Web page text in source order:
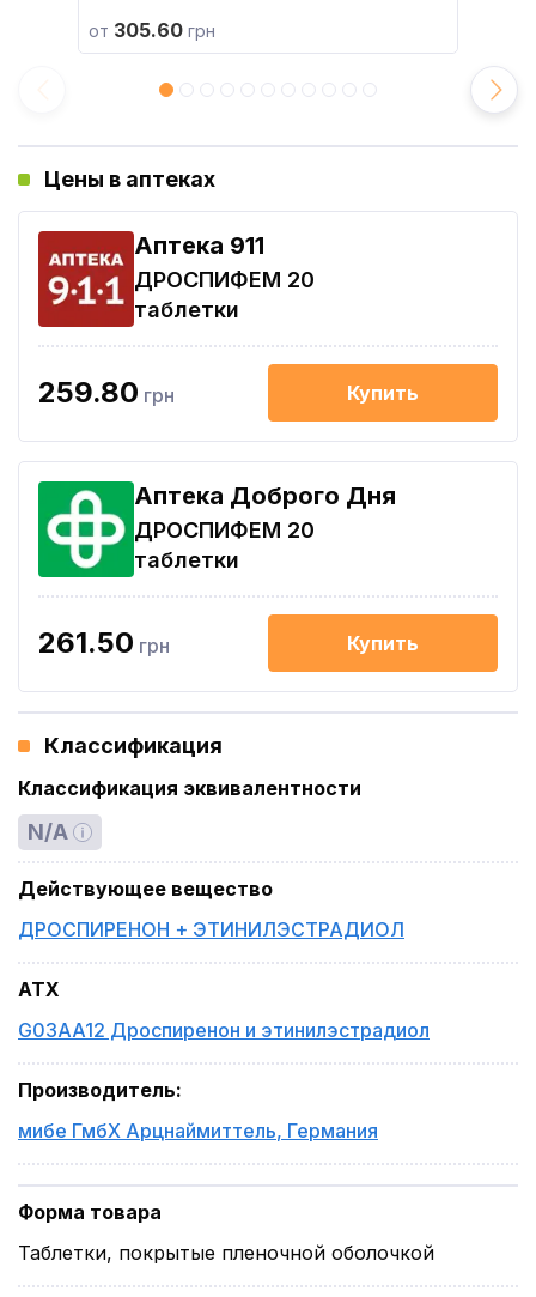
от 305.60 грн
Цены в аптеках
Aптека 911
ДРОСПИФЕМ 20
таблетки
259.80 грн Купить
Аптека Доброго Дня
ДРОСПИФЕМ 20
таблетки
261.50 грн Купить
Классификация
Классификация эквивалентности
N/A
Действующее вещество
ДРОСПИРЕНОН + ЭТИНИЛЭСТРАДИОЛ
ATX
G03AA12 Дроспиренон и этинилэстрадиол
Производитель:
мибе ГмбХ Арцнаймиттель, Германия
Форма товара
Таблетки, покрытые пленочной оболочкой